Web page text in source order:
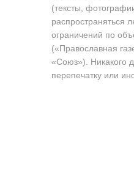
(тексты,
распространяться
ограничений по
(«Православная
«Союз»). Никакого
перепечатку или